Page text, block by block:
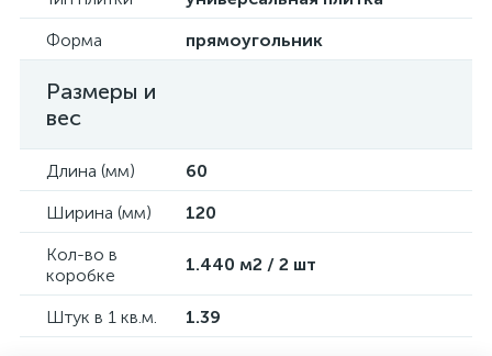
Форма
прямоугольник
Размеры и
вес
Длина (мм)
60
Ширина (мм)
120
Кол-во в
коробке
1.440 м2 / 2 шт
Штук в 1 кв.м. 1.39